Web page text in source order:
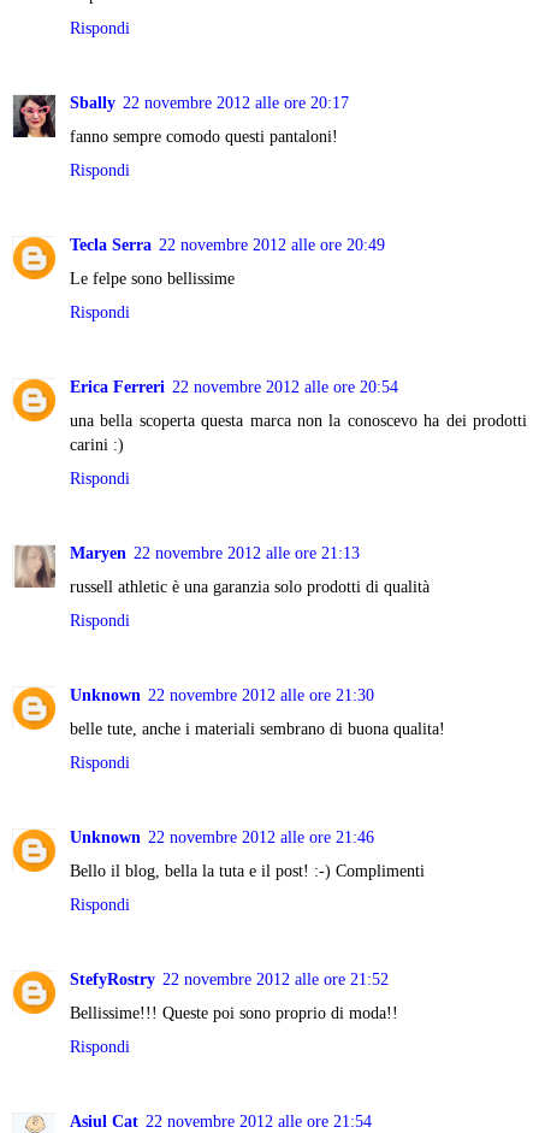
Rispondi
Sbally 22 novembre 2012 alle ore 20:17
fanno sempre comodo questi pantaloni!
Rispondi
Tecla Serra 22 novembre 2012 alle ore 20:49
Le felpe sono bellissime
Rispondi
Erica Ferreri 22 novembre 2012 alle ore 20:54
una bella scoperta questa marca non la conoscevo ha dei prodotti
carini :)
Rispondi
Maryen 22 novembre 2012 alle ore 21:13
russell athletic è una garanzia solo prodotti di qualità
Rispondi
Unknown 22 novembre 2012 alle ore 21:30
belle tute, anche i materiali sembrano di buona qualita!
Rispondi
Unknown 22 novembre 2012 alle ore 21:46
Bello il blog, bella la tuta e il post! :-) Complimenti
Rispondi
StefyRostry 22 novembre 2012 alle ore 21:52
Bellissime!!! Queste poi sono proprio di moda!!
Rispondi
Asiul Cat 22 novembre 2012 alle ore 21:54